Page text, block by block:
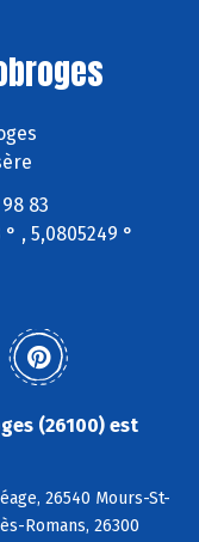
83
° , 5,0805249 °
(26100) est
26540 Mours-St-
Romans, 26300